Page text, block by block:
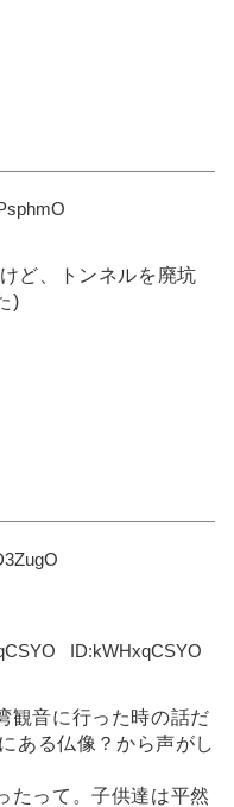
ど、トンネルを廃坑
)
kWHxqCSYO
観音に行った時の話だ
ある仏像？から声がし
たって。子供達は平然